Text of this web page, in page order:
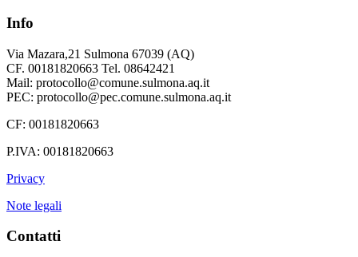
Info
Via Mazara,21 Sulmona 67039 (AQ)
CF. 00181820663 Tel. 08642421
Mail: protocollo@comune.sulmona.aq.it
PEC: protocollo@pec.comune.sulmona.aq.it
CF: 00181820663
P.IVA: 00181820663
Privacy
Note legali
Contatti